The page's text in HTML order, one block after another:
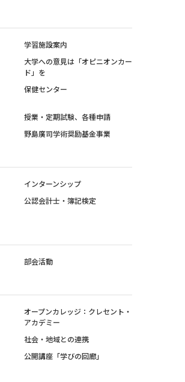
学習施設案内
大学への意見は「オピニオンカー
ド」を
保健センター
授業・定期試験、各種申請
野島廣司学術奨励基金事業
インターンシップ
公認会計士・簿記検定
部会活動
オープンカレッジ：クレセント・
アカデミー
社会・地域との連携
公開講座「学びの回廊」